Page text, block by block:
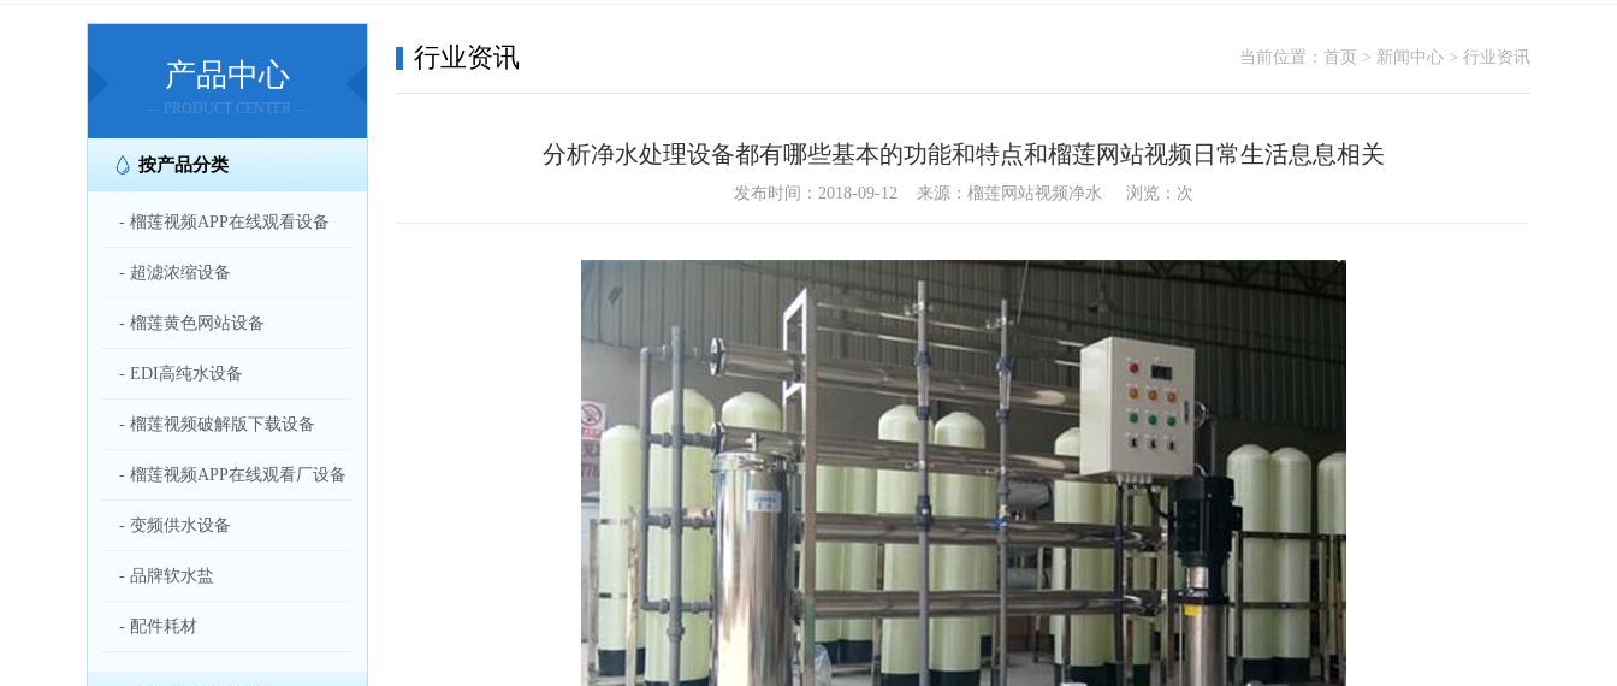
产品中心
— PRODUCT CENTER —
按产品分类
- 榴莲视频APP在线观看设备
- 超滤浓缩设备
- 榴莲黄色网站设备
- EDI高纯水设备
- 榴莲视频破解版下载设备
- 榴莲视频APP在线观看厂设备
- 变频供水设备
- 品牌软水盐
- 配件耗材
当前位置： 首页 > 新闻中心 > 行业资讯
行业资讯
分析净水处理设备都有哪些基本的功能和特点和榴莲网站视频日常生活息息相关
发布时间：2018-09-12 来源：榴莲网站视频净水 浏览： 次